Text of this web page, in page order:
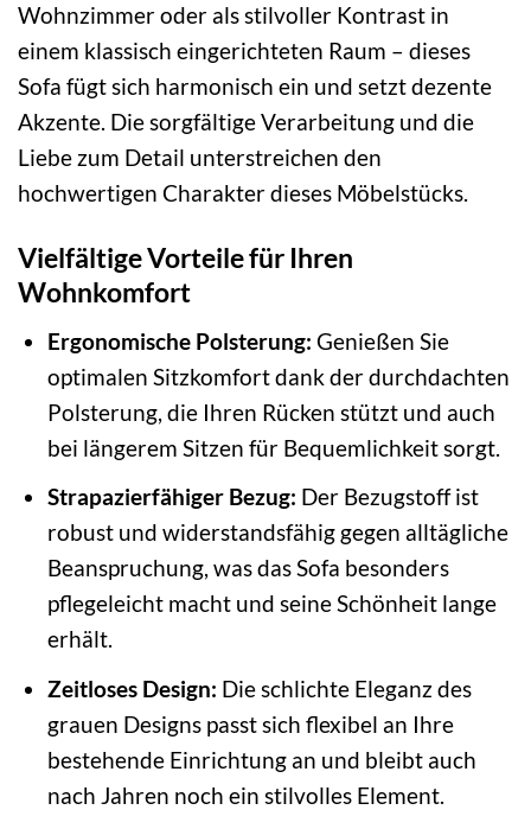
Wohnzimmer oder als stilvoller Kontrast in
einem klassisch eingerichteten Raum – dieses
Sofa fügt sich harmonisch ein und setzt dezente
Akzente. Die sorgfältige Verarbeitung und die
Liebe zum Detail unterstreichen den
hochwertigen Charakter dieses Möbelstücks.
Vielfältige Vorteile für Ihren
Wohnkomfort
Ergonomische Polsterung: Genießen Sie
optimalen Sitzkomfort dank der durchdachten
Polsterung, die Ihren Rücken stützt und auch
bei längerem Sitzen für Bequemlichkeit sorgt.
Strapazierfähiger Bezug: Der Bezugstoff ist
robust und widerstandsfähig gegen alltägliche
Beanspruchung, was das Sofa besonders
pflegeleicht macht und seine Schönheit lange
erhält.
Zeitloses Design: Die schlichte Eleganz des
grauen Designs passt sich flexibel an Ihre
bestehende Einrichtung an und bleibt auch
nach Jahren noch ein stilvolles Element.